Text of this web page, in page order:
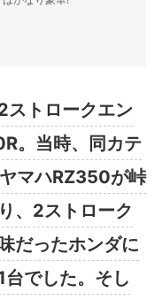
トロークエン
。当時、同カテ
マハRZ350が峠
、2ストローク
だったホンダに
でした。そし